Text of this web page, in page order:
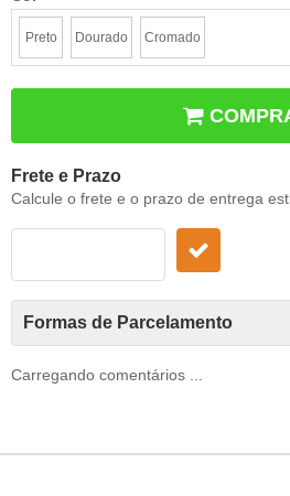
Preto Dourado Cromado
Frete e Prazo
Calcule o frete e o prazo de entrega
Formas de Parcelamento
Carregando comentários ...